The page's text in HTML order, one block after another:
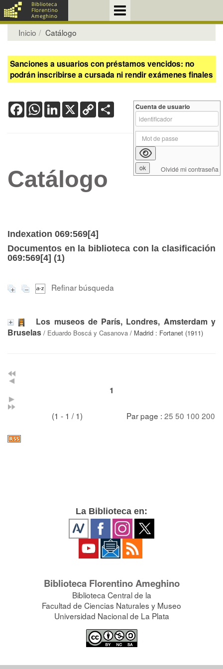
Inicio Catálogo
Sanciones a usuarios con préstamos vencidos: no
podrán inscribirse a cursada ni rendir exámenes finales
FacebookWhatsApp
LinkedIn
X Copy
Link
Catálogo
Indexation 069:569[4]
Documentos en la biblioteca con la clasificación
069:569[4] (1)
Refinar búsqueda
Los museos de París, Londres, Amsterdam y
Bruselas / Eduardo Boscá y Casanova / Madrid : Fortanet (1911)
1
(1 - 1 / 1) Par page : 25 50 100 200
Cuenta de usuario
Olvidé mi contraseña
La Biblioteca en:
Biblioteca Florentino Ameghino
Biblioteca Central de la
Facultad de Ciencias Naturales y Museo
Universidad Nacional de La Plata